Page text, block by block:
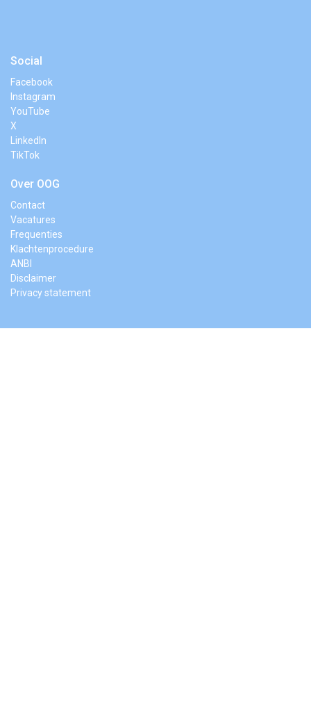
Social
Facebook
Instagram
YouTube
X
LinkedIn
TikTok
Over OOG
Contact
Vacatures
Frequenties
Klachtenprocedure
ANBI
Disclaimer
Privacy statement